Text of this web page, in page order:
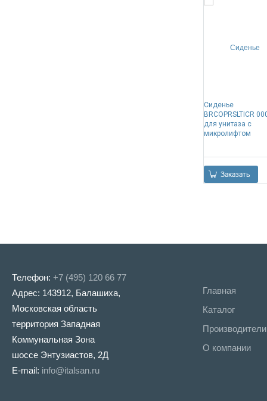
Сиденье
BRCOPRSLTICR
для унитаза с
микролифтом
Заказать
Телефон: +7 (495) 120 66 77
Адрес: 143912, Балашиха,
Московская область
территория Западная
Коммунальная Зона
шоссе Энтузиастов, 2Д
E-mail: info@italsan.ru
Главная
Каталог
Производители
О компании